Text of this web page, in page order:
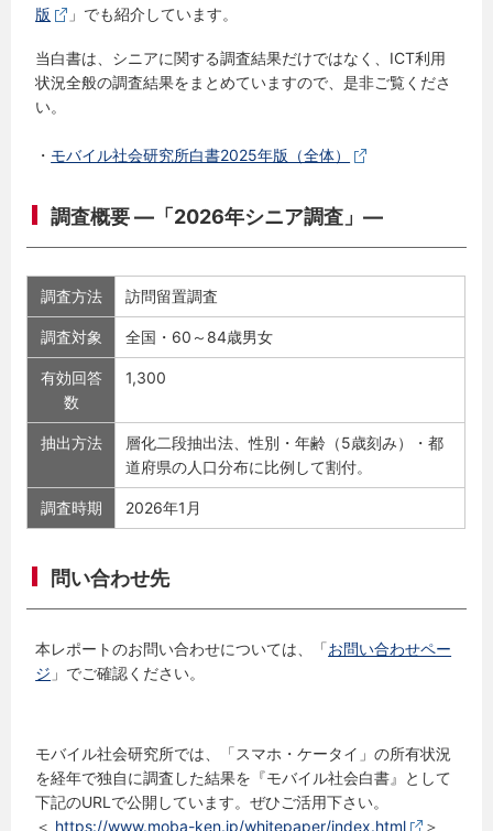
版
」でも紹介しています。
当白書は、シニアに関する調査結果だけではなく、ICT利用
状況全般の調査結果をまとめていますので、是非ご覧くださ
い。
・ モバイル社会研究所白書2025年版（全体）
調査概要 ―「2026年シニア調査」―
調査方法 訪問留置調査
調査対象 全国・60～84歳男女
有効回答
数
1,300
抽出方法
層化二段抽出法、性別・年齢（5歳刻み）・都
道府県の人口分布に比例して割付。
調査時期 2026年1月
問い合わせ先
本レポートのお問い合わせについては、「お問い合わせペー
ジ 」でご確認ください。
モバイル社会研究所では、「スマホ・ケータイ」の所有状況
を経年で独自に調査した結果を『モバイル社会白書』として
下記のURLで公開しています。ぜひご活用下さい。
＜ https://www.moba-ken.jp/whitepaper/index.html ＞